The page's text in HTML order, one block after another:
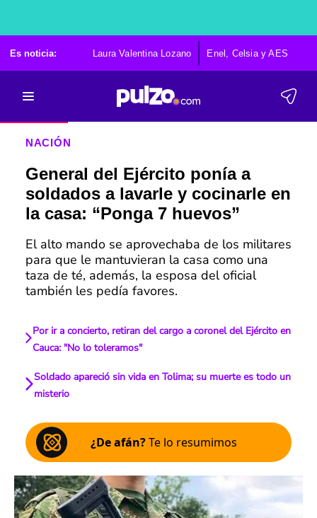
Es noticia: Laura Valentina Lozano Enel, Celsia y AES
NACIÓN
General del Ejército ponía a
soldados a lavarle y cocinarle en
la casa: “Ponga 7 huevos”
El alto mando se aprovechaba de los militares
para que le mantuvieran la casa como una
taza de té, además, la esposa del oficial
también les pedía favores.
Por ir a concierto, retiran del cargo a coronel del Ejército en
Cauca: "No lo toleramos"
Soldado apareció sin vida en Tolima; su muerte es todo un
misterio
¿De afán?Te lo resumimos